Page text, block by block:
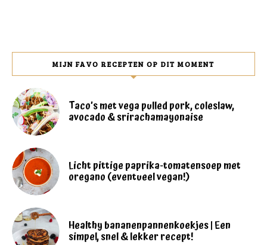
MIJN FAVO RECEPTEN OP DIT MOMENT
Taco’s met vega pulled pork, coleslaw,
avocado & srirachamayonaise
Licht pittige paprika-tomatensoep met
oregano (eventueel vegan!)
Healthy bananenpannenkoekjes | Een
simpel, snel & lekker recept!